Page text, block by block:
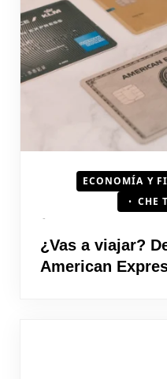
ECONOMÍA Y
CHE
¿Vas a viajar?
American